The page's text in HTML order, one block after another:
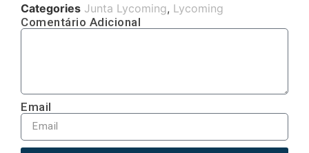
Categories Junta Lycoming, Lycoming
Comentário Adicional
Email